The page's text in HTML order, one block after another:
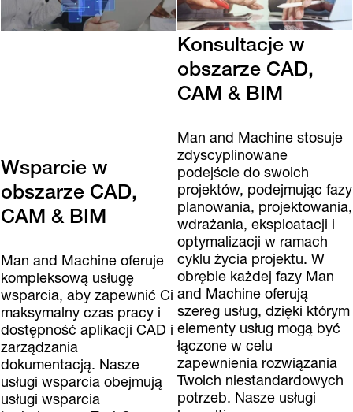
Wsparcie w
obszarze CAD,
CAM & BIM
Man and Machine oferuje
kompleksową usługę
wsparcia, aby zapewnić Ci
maksymalny czas pracy i
dostępność aplikacji CAD i
zarządzania
dokumentacją. Nasze
usługi wsparcia obejmują
usługi wsparcia
Konsultacje w
obszarze CAD,
CAM & BIM
Man and Machine stosuje
zdyscyplinowane
podejście do swoich
projektów, podejmując fazy
planowania, projektowania,
wdrażania, eksploatacji i
optymalizacji w ramach
cyklu życia projektu. W
obrębie każdej fazy Man
and Machine oferują
szereg usług, dzięki którym
elementy usług mogą być
łączone w celu
zapewnienia rozwiązania
Twoich niestandardowych
potrzeb. Nasze usługi